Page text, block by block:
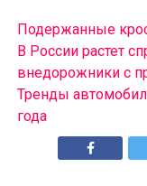
Подержанные
В России растет
внедорожники с
Тренды
года